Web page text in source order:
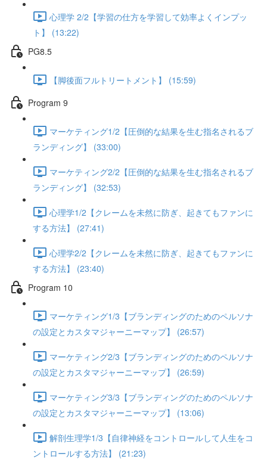
心理学 2/2【学習の仕方を学習して効率よくインプッ
ト】 (13:22)
PG8.5
【脚後面フルトリートメント】 (15:59)
Program 9
マーケティング1/2【圧倒的な結果を生む指名されるブ
ランディング】 (33:00)
マーケティング2/2【圧倒的な結果を生む指名されるブ
ランディング】 (32:53)
心理学1/2【クレームを未然に防ぎ、起きてもファンに
する方法】 (27:41)
心理学2/2【クレームを未然に防ぎ、起きてもファンに
する方法】 (23:40)
Program 10
マーケティング1/3【ブランディングのためのペルソナ
の設定とカスタマジャーニーマップ】 (26:57)
マーケティング2/3【ブランディングのためのペルソナ
の設定とカスタマジャーニーマップ】 (26:59)
マーケティング3/3【ブランディングのためのペルソナ
の設定とカスタマジャーニーマップ】 (13:06)
解剖生理学1/3【自律神経をコントロールして人生をコ
ントロールする方法】 (21:23)